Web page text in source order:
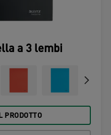
a 3 lembi
PRODOTTO